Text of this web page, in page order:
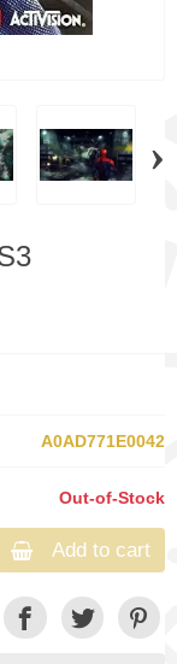
›
A0AD771E0042
Out-of-Stock
Add to cart